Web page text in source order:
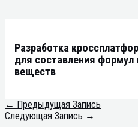
Разработка
для составления формул
веществ
← Предыдущая Запись
Следующая Запись →